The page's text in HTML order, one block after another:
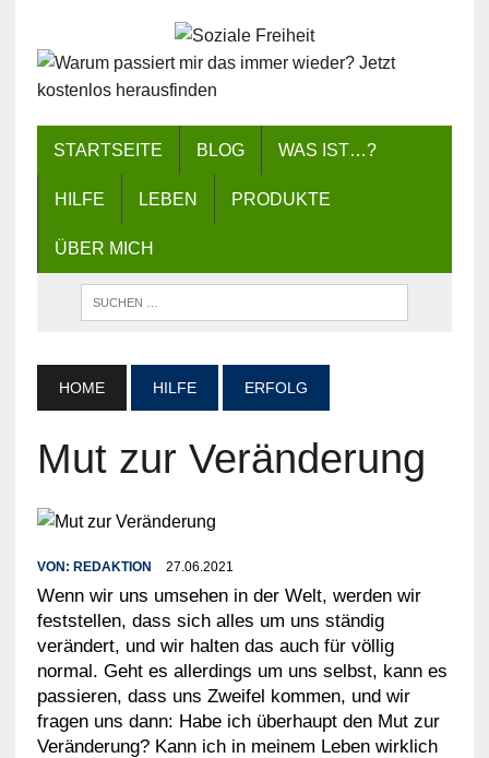
STARTSEITE BLOG WAS IST…?
HILFE LEBEN PRODUKTE
ÜBER MICH
HOME HILFE ERFOLG
Mut zur Veränderung
VON: REDAKTION 27.06.2021
Wenn wir uns umsehen in der Welt, werden wir
feststellen, dass sich alles um uns ständig
verändert, und wir halten das auch für völlig
normal. Geht es allerdings um uns selbst, kann es
passieren, dass uns Zweifel kommen, und wir
fragen uns dann: Habe ich überhaupt den Mut zur
Veränderung? Kann ich in meinem Leben wirklich